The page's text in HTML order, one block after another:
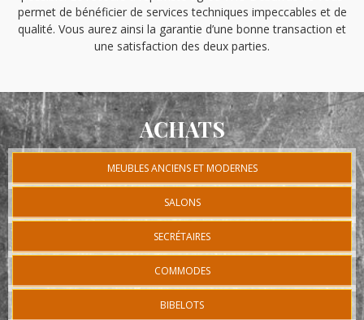
permet de bénéficier de services techniques impeccables et de
qualité. Vous aurez ainsi la garantie d’une bonne transaction et
une satisfaction des deux parties.
ACHATS
MEUBLES ANCIENS ET MODERNES
SALONS
SECRÉTAIRES
COMMODES
BIBELOTS